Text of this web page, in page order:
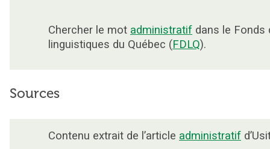
Chercher le mot administratif dans le Fonds
linguistiques du Québec (FDLQ).
Sources
Contenu extrait de l’article administratif